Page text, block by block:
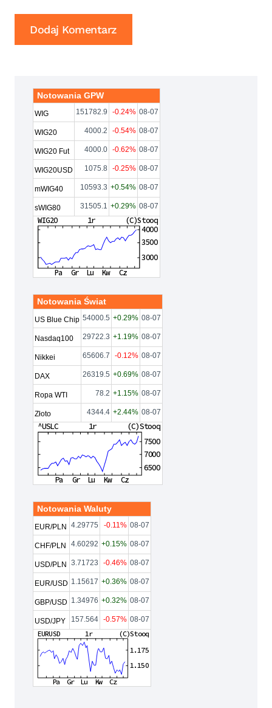
Notowania GPW
WIG 151782.9 -0.24% 08-07
WIG20 4000.2 -0.54% 08-07
WIG20 Fut 4000.0 -0.62% 08-07
WIG20USD 1075.8 -0.25% 08-07
mWIG40 10593.3 +0.54% 08-07
sWIG80 31505.1 +0.29% 08-07
Notowania Świat
US Blue Chip 54000.5 +0.29% 08-07
Nasdaq100 29722.3 +1.19% 08-07
Nikkei 65606.7 -0.12% 08-07
DAX 26319.5 +0.69% 08-07
Ropa WTI 78.2 +1.15% 08-07
Złoto 4344.4 +2.44% 08-07
Notowania Waluty
EUR/PLN 4.29775 -0.11% 08-07
CHF/PLN 4.60292 +0.15% 08-07
USD/PLN 3.71723 -0.46% 08-07
EUR/USD 1.15617 +0.36% 08-07
GBP/USD 1.34976 +0.32% 08-07
USD/JPY 157.564 -0.57% 08-07